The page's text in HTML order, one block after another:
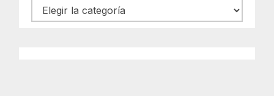
Categorías